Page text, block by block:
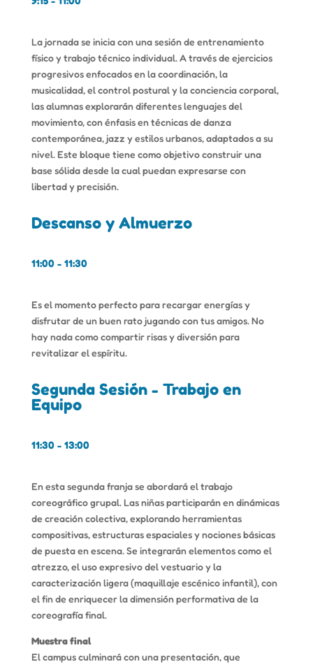
La jornada se inicia con una sesión de entrenamiento
físico y trabajo técnico individual. A través de ejercicios
progresivos enfocados en la coordinación, la
musicalidad, el control postural y la conciencia corporal,
las alumnas explorarán diferentes lenguajes del
movimiento, con énfasis en técnicas de danza
contemporánea, jazz y estilos urbanos, adaptados a su
nivel. Este bloque tiene como objetivo construir una
base sólida desde la cual puedan expresarse con
libertad y precisión.
Descanso y Almuerzo
11:00 - 11:30
Es el momento perfecto para recargar energías y
disfrutar de un buen rato jugando con tus amigos. No
hay nada como compartir risas y diversión para
revitalizar el espíritu.
Segunda Sesión - Trabajo en
Equipo
11:30 - 13:00
En esta segunda franja se abordará el trabajo
coreográfico grupal. Las niñas participarán en dinámicas
de creación colectiva, explorando herramientas
compositivas, estructuras espaciales y nociones básicas
de puesta en escena. Se integrarán elementos como el
atrezzo, el uso expresivo del vestuario y la
caracterización ligera (maquillaje escénico infantil), con
el fin de enriquecer la dimensión performativa de la
coreografía final.
Muestra final
El campus culminará con una presentación, que